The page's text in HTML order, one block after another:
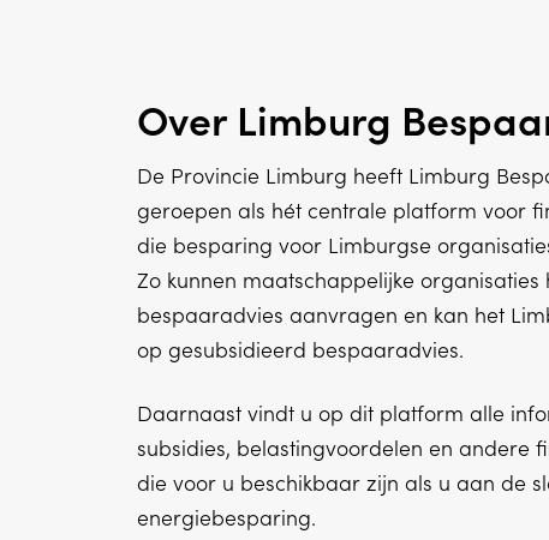
Over Limburg
De Provincie Limburg heeft Limburg
geroepen als hét centrale platform voor
die besparing voor Limburgse
Zo kunnen maatschappelijke organisaties
bespaaradvies aanvragen en kan het
op gesubsidieerd bespaaradvies.
Daarnaast vindt u op dit platform alle
subsidies, belastingvoordelen en andere
die voor u beschikbaar zijn als u aan de
energiebesparing.